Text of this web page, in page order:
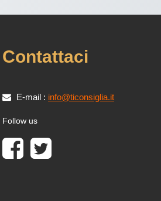
Contattaci
E-mail : info@ticonsiglia.it
Follow us